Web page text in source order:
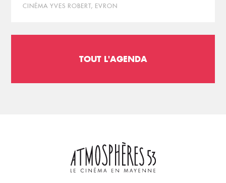
CINÉMA YVES ROBERT, EVRON
TOUT L'AGENDA